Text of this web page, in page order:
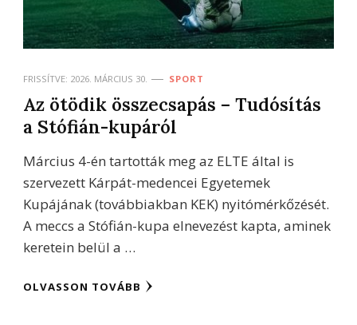
FRISSÍTVE: 2026. MÁRCIUS 30. SPORT
Az ötödik összecsapás – Tudósítás
a Stófián-kupáról
Március 4-én tartották meg az ELTE által is
szervezett Kárpát-medencei Egyetemek
Kupájának (továbbiakban KEK) nyitómérkőzését.
A meccs a Stófián-kupa elnevezést kapta, aminek
keretein belül a …
OLVASSON TOVÁBB